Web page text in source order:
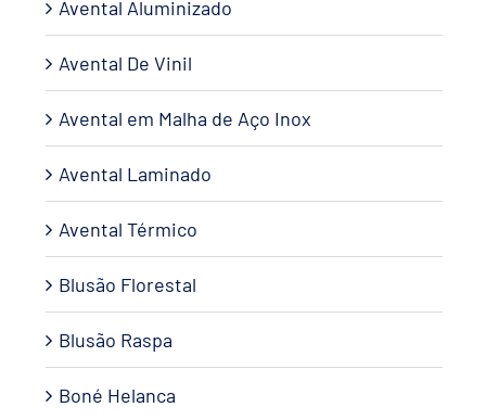
Avental Aluminizado
Avental De Vinil
Avental em Malha de Aço Inox
Avental Laminado
Avental Térmico
Blusão Florestal
Blusão Raspa
Boné Helanca